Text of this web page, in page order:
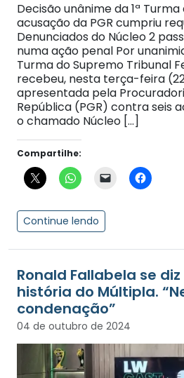
Decisão unânime da 1ª
acusação da PGR cumpriu
Denunciados do Núcleo 2
numa ação penal Por
Turma do Supremo Tribunal
recebeu, nesta terça-feira
apresentada pela
República (PGR) contra seis
o chamado Núcleo […]
Compartilhe:
Continue lendo
Ronald Fallabela se
história do Múltipla.
condenação”
04 de outubro de 2024